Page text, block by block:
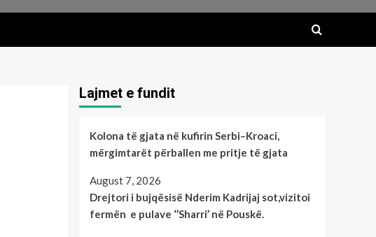
Lajmet e fundit
Kolona të gjata në kufirin Serbi–Kroaci,
mërgimtarët përballen me pritje të gjata
August 7, 2026
Drejtori i bujqësisë Nderim Kadrijaj sot,vizitoi
fermën e pulave ‘’Sharri’ në Pouskë.